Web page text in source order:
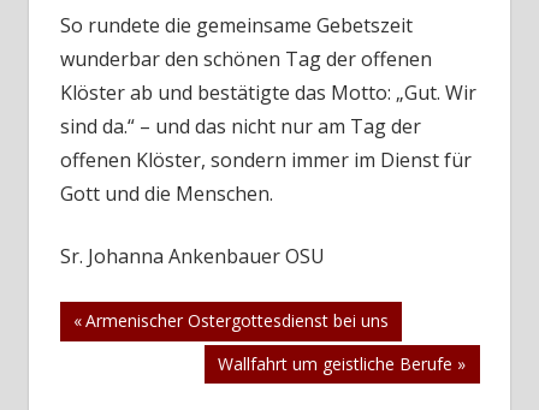
So rundete die gemeinsame Gebetszeit
wunderbar den schönen Tag der offenen
Klöster ab und bestätigte das Motto: „Gut. Wir
sind da.“ – und das nicht nur am Tag der
offenen Klöster, sondern immer im Dienst für
Gott und die Menschen.
Sr. Johanna Ankenbauer OSU
Beitragsnavigation
Vorheriger
Beitrag:
Armenischer Ostergottesdienst bei uns
Nächster
Beitrag:
Wallfahrt um geistliche Berufe